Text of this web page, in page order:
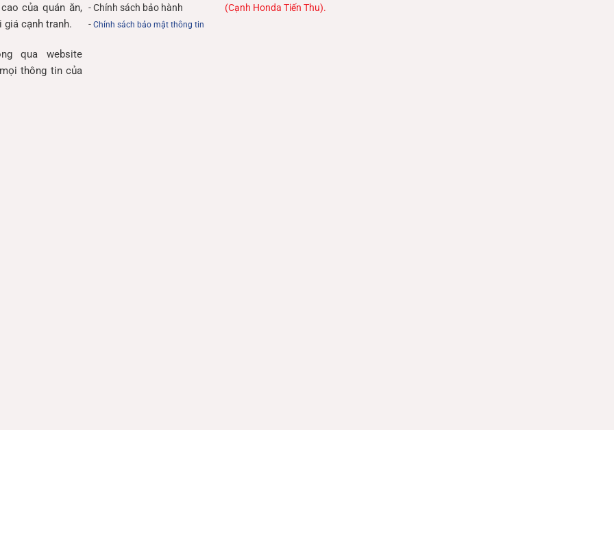
của quán ăn,
giá cạnh tranh.
qua website
thông tin của
- Chính sách bảo hành
-Chính sách bảo mật thông tin
(Cạnh Honda Tiến Thu).